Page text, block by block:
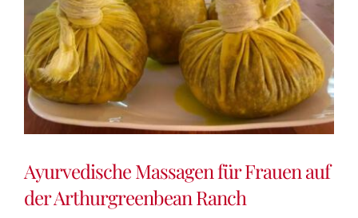
Ayurvedische Massagen für Frauen auf
der Arthurgreenbean Ranch